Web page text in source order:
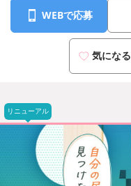
WEBで応募
気になる
リニューアル